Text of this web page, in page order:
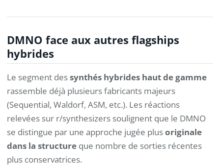
DMNO face aux autres flagships
hybrides
Le segment dessynthés hybrides haut de gamme
rassemble déjà plusieurs fabricants majeurs
(Sequential, Waldorf, ASM, etc.). Les réactions
relevées sur r/synthesizers soulignent que le DMNO
se distingue par une approche jugée plusoriginale
dans la structure que nombre de sorties récentes
plus conservatrices.